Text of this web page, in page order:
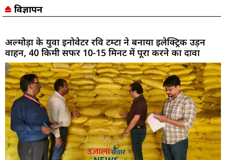
विज्ञापन
अल्मोड़ा के युवा इनोवेटर रवि टम्टा ने बनाया इलेक्ट्रिक उड़न
वाहन, 40 किमी सफर 10-15 मिनट में पूरा करने का दावा